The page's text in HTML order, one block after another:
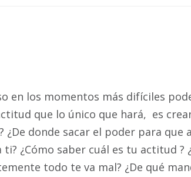
en los momentos más difíciles
que lo único que hará, es
donde sacar el poder para
¿Cómo saber cuál es tu actitud ?
todo te va mal? ¿De qué